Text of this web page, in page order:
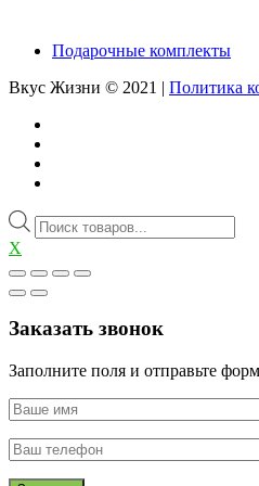
Подарочные комплекты
Вкус Жизни © 2021 | Политика
Поиск
товаров
X
Заказать звонок
Заполните поля и отправьте